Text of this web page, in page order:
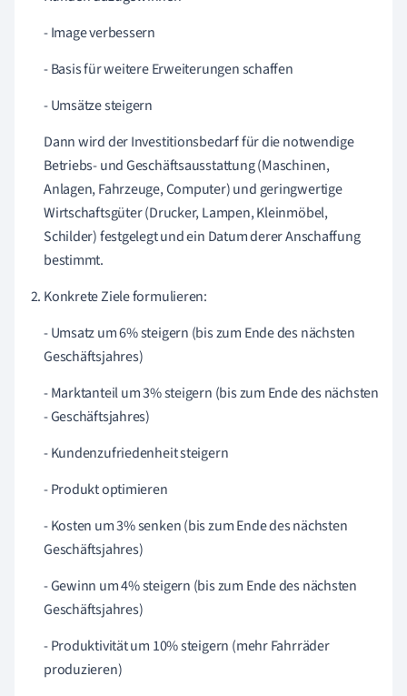
- Image verbessern
- Basis für weitere Erweiterungen schaffen
- Umsätze steigern
Dann wird der Investitionsbedarf für die notwendige
Betriebs- und Geschäftsausstattung (Maschinen,
Anlagen, Fahrzeuge, Computer) und geringwertige
Wirtschaftsgüter (Drucker, Lampen, Kleinmöbel,
Schilder) festgelegt und ein Datum derer Anschaffung
bestimmt.
Konkrete Ziele formulieren:
- Umsatz um 6% steigern (bis zum Ende des nächsten
Geschäftsjahres)
- Marktanteil um 3% steigern (bis zum Ende des nächsten
- Geschäftsjahres)
- Kundenzufriedenheit steigern
- Produkt optimieren
- Kosten um 3% senken (bis zum Ende des nächsten
Geschäftsjahres)
- Gewinn um 4% steigern (bis zum Ende des nächsten
Geschäftsjahres)
- Produktivität um 10% steigern (mehr Fahrräder
produzieren)